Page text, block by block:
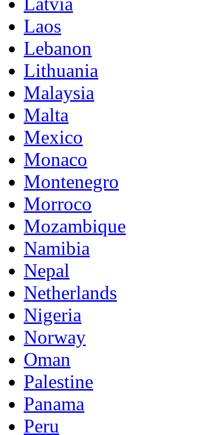
Laos
Lebanon
Lithuania
Malaysia
Malta
Mexico
Monaco
Montenegro
Morroco
Mozambique
Namibia
Nepal
Netherlands
Nigeria
Norway
Oman
Palestine
Panama
Peru